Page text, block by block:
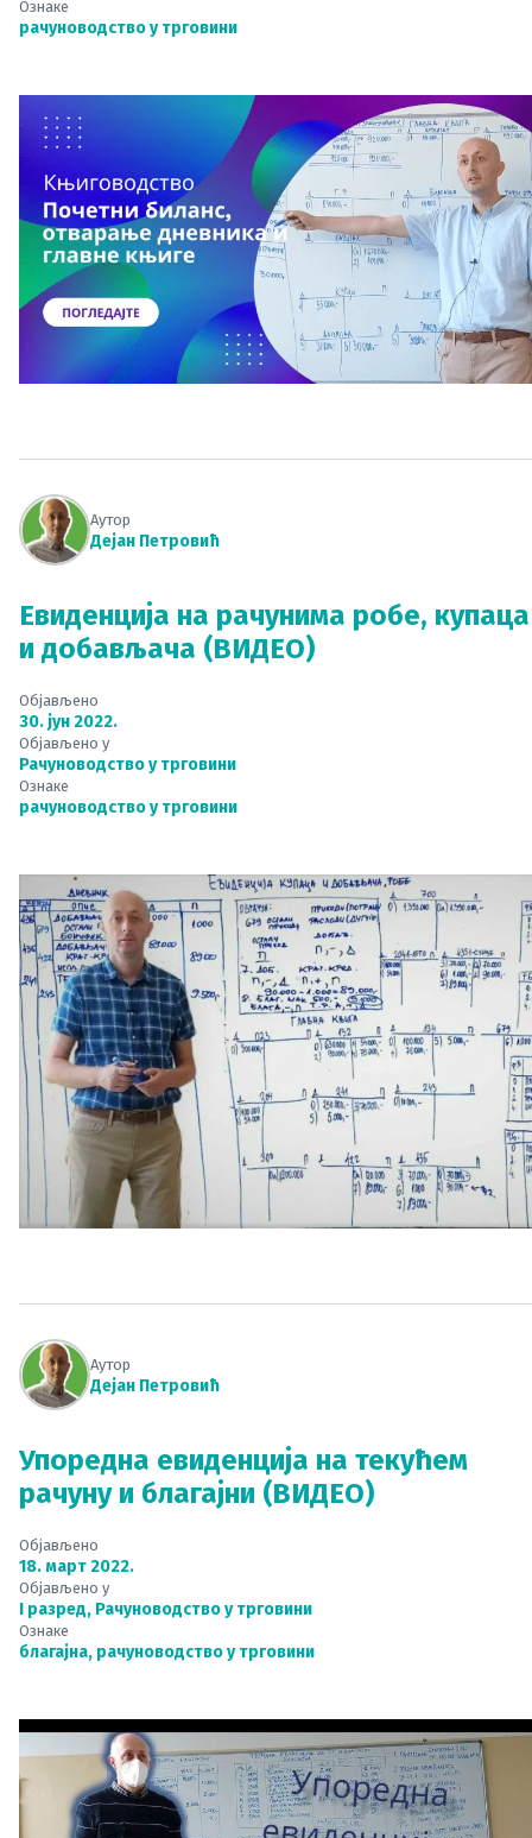
Ознаке
рачуноводство у трговини
Аутор
Дејан Петровић
Евиденција на рачунима робе, купаца
и добављача (ВИДЕО)
Објављено
30. јун 2022.
Објављено у
Рачуноводство у трговини
Ознаке
рачуноводство у трговини
Аутор
Дејан Петровић
Упоредна евиденција на текућем
рачуну и благајни (ВИДЕО)
Објављено
18. март 2022.
Објављено у
I разред, Рачуноводство у трговини
Ознаке
благајна, рачуноводство у трговини